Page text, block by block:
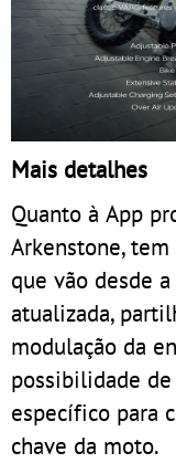
Mais detalhes
Quanto à App
Arkenstone,
que vão desde
atualizada,
modulação da
possibilidade de
específico para
chave da moto.